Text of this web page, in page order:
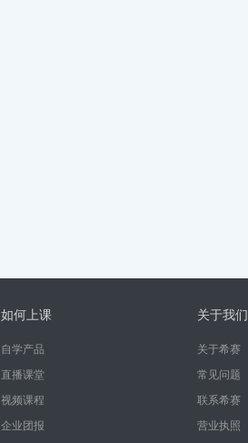
如何上课
自学产品
直播课堂
视频课程
企业团报
关于我们
关于希赛
常见问题
联系希赛
营业执照